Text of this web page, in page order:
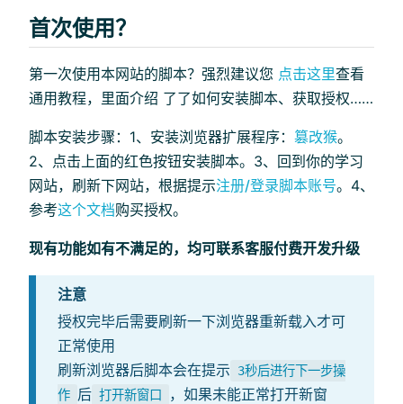
首次使用？
第一次使用本网站的脚本？强烈建议您 点击这里查看
通用教程，里面介绍 了了如何安装脚本、获取授权……
脚本安装步骤：1、安装浏览器扩展程序： 篡改猴。
2、点击上面的红色按钮安装脚本。3、回到你的学习
网站，刷新下网站，根据提示注册/登录脚本账号。4、
参考这个文档购买授权。
现有功能如有不满足的，均可联系客服付费开发升级
注意
授权完毕后需要刷新一下浏览器重新载入才可
正常使用
刷新浏览器后脚本会在提示
3秒后进行下一步操
作 后 打开新窗口
，如果未能正常打开新窗